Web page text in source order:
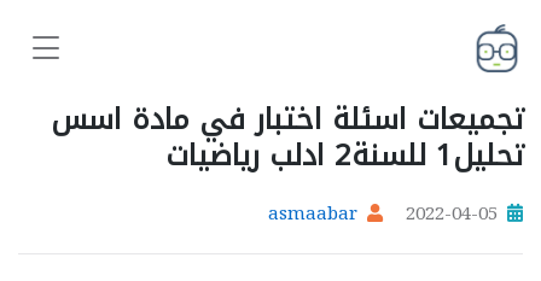
تجميعات اسئلة اختبار في مادة اسس
تحليل1 للسنة2 ادلب رياضيات
2022-04-05
asmaabar